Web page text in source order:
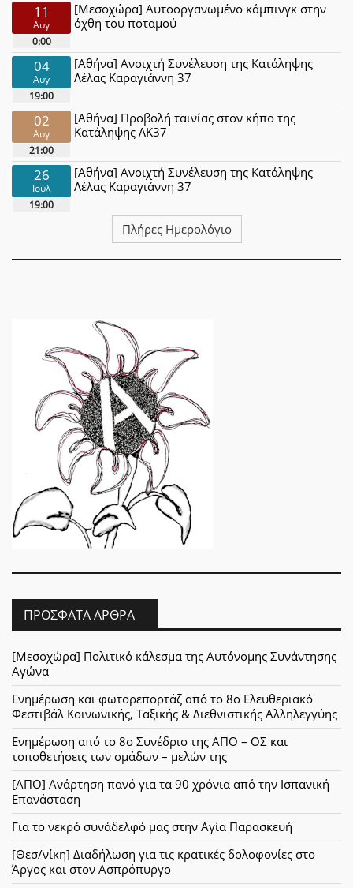
11
Αυγ
0:00
[Μεσοχώρα] Αυτοοργανωμένο κάμπινγκ στην
όχθη του ποταμού
04
Αυγ
19:00
[Αθήνα] Ανοιχτή Συνέλευση της Κατάληψης
Λέλας Καραγιάννη 37
02
Αυγ
21:00
[Αθήνα] Προβολή ταινίας στον κήπο της
Κατάληψης ΛΚ37
26
Ιουλ
19:00
[Αθήνα] Ανοιχτή Συνέλευση της Κατάληψης
Λέλας Καραγιάννη 37
Πλήρες Ημερολόγιο
ΠΡΌΣΦΑΤΑ ΆΡΘΡΑ
[Μεσοχώρα] Πολιτικό κάλεσμα της Αυτόνομης Συνάντησης
Αγώνα
Ενημέρωση και φωτορεπορτάζ από το 8ο Ελευθεριακό
Φεστιβάλ Κοινωνικής, Ταξικής & Διεθνιστικής Αλληλεγγύης
Ενημέρωση από το 8ο Συνέδριο της ΑΠΟ – ΟΣ και
τοποθετήσεις των ομάδων – μελών της
[ΑΠΟ] Ανάρτηση πανό για τα 90 χρόνια από την Ισπανική
Επανάσταση
Για το νεκρό συνάδελφό μας στην Αγία Παρασκευή
[Θεσ/νίκη] Διαδήλωση για τις κρατικές δολοφονίες στο
Άργος και στον Ασπρόπυργο